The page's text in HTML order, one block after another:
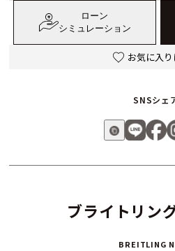
デルが製造されてきましたが、こ
最もクラシックな特徴を保ちなが
えています。平らにした回転計算
よりスリムな外観を実現。ポリッ
印象に。特筆すべきは、ブルー、
採用し、ダイヤルのオプションを
AOPAの翼が本来の12時位置に戻
飛行士にもトレンドセッターにも
宇宙飛行士や地上のビッグスター
チは、ブライトリングの最もアイ
ブライトリン
BREITLING
ローン
シミュレーション
お気に入
SNSシェ